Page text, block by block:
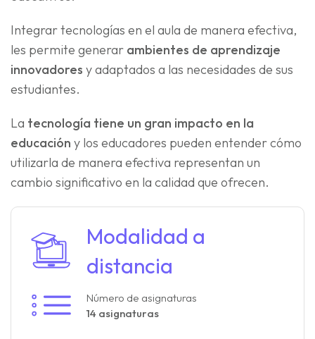
Integrar tecnologías en el aula de manera efectiva,
les permite generar ambientes de aprendizaje
innovadores y adaptados a las necesidades de sus
estudiantes.
La tecnología tiene un gran impacto en la
educación y los educadores pueden entender cómo
utilizarla de manera efectiva representan un
cambio significativo en la calidad que ofrecen.
Modalidad a
distancia
Número de asignaturas
14 asignaturas